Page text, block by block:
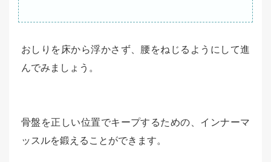
おしりを床から浮かさず、腰をねじるようにして進
んでみましょう。
骨盤を正しい位置でキープするための、インナーマ
ッスルを鍛えることができます。